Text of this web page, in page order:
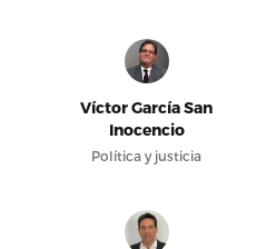
Víctor García San
Inocencio
Política y justicia